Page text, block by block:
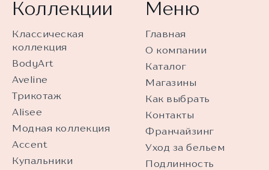
Коллекции
Классическая
коллекция
BodyArt
Aveline
Трикотаж
Alisee
Модная коллекция
Accent
Купальники
Меню
Главная
О компании
Каталог
Магазины
Как выбрать
Контакты
Франчайзинг
Уход за бельем
Подлинность